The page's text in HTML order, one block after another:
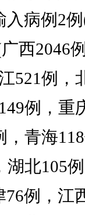
入病例2
西2046
521例，
例，重
，青海
湖北105
例，江